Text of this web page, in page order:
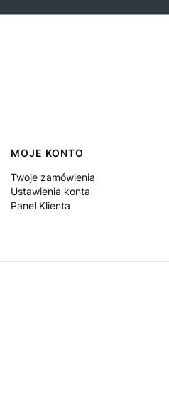
MOJE KONTO
Twoje zamówienia
Ustawienia konta
Panel Klienta